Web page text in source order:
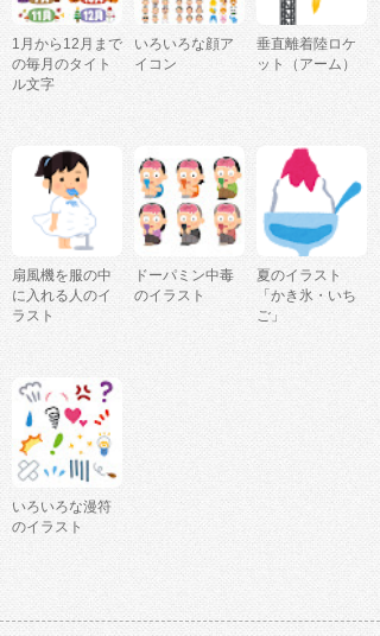
1月から12月まで
の毎月のタイト
ル文字
いろいろな顔ア
イコン
垂直離着陸ロケ
ット（アーム）
扇風機を服の中
に入れる人のイ
ラスト
ドーパミン中毒
のイラスト
夏のイラスト
「かき氷・いち
ご」
いろいろな漫符
のイラスト